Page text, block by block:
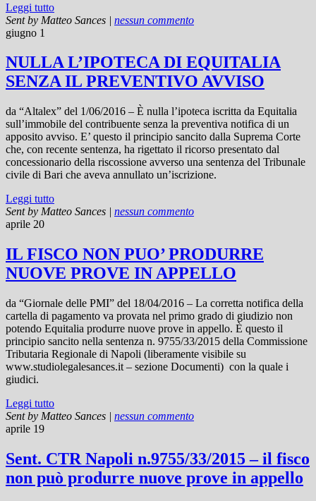
Leggi tutto
Sent by Matteo Sances | nessun commento
giugno 1
NULLA L’IPOTECA DI EQUITALIA
SENZA IL PREVENTIVO AVVISO
da “Altalex” del 1/06/2016 – È nulla l’ipoteca iscritta da Equitalia
sull’immobile del contribuente senza la preventiva notifica di un
apposito avviso. E’ questo il principio sancito dalla Suprema Corte
che, con recente sentenza, ha rigettato il ricorso presentato dal
concessionario della riscossione avverso una sentenza del Tribunale
civile di Bari che aveva annullato un’iscrizione.
Leggi tutto
Sent by Matteo Sances | nessun commento
aprile 20
IL FISCO NON PUO’ PRODURRE
NUOVE PROVE IN APPELLO
da “Giornale delle PMI” del 18/04/2016 – La corretta notifica della
cartella di pagamento va provata nel primo grado di giudizio non
potendo Equitalia produrre nuove prove in appello. È questo il
principio sancito nella sentenza n. 9755/33/2015 della Commissione
Tributaria Regionale di Napoli (liberamente visibile su
www.studiolegalesances.it – sezione Documenti) con la quale i
giudici.
Leggi tutto
Sent by Matteo Sances | nessun commento
aprile 19
Sent. CTR Napoli n.9755/33/2015 – il fisco
non può produrre nuove prove in appello